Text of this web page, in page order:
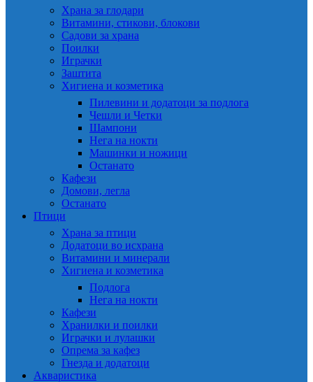
Храна за глодари
Витамини, стикови, блокови
Садови за храна
Поилки
Играчки
Заштита
Хигиена и козметика
Пилевини и додатоци за подлога
Чешли и Четки
Шампони
Нега на нокти
Машинки и ножици
Останато
Кафези
Домови, легла
Останато
Птици
Храна за птици
Додатоци во исхрана
Витамини и минерали
Хигиена и козметика
Подлога
Нега на нокти
Кафези
Хранилки и поилки
Играчки и лулашки
Опрема за кафез
Гнезда и додатоци
Акваристика